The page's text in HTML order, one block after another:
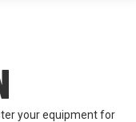
your equipment for